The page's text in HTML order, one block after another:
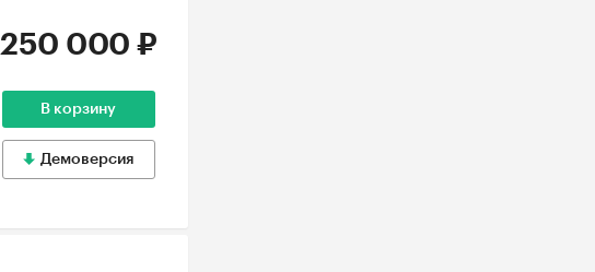
250 000 ₽
В корзину
Демоверсия